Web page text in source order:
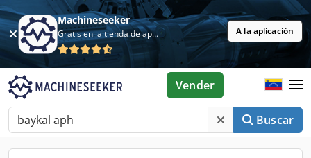
Machineseeker
Gratis en la tienda de aplicaciones A la aplicación
Buscar
Vender